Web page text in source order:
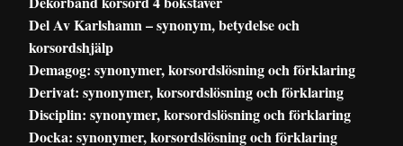
Del Av Karlshamn – synonym, betydelse och
korsordshjälp
Demagog: synonymer, korsordslösning och förklaring
Derivat: synonymer, korsordslösning och förklaring
Disciplin: synonymer, korsordslösning och förklaring
Docka: synonymer, korsordslösning och förklaring